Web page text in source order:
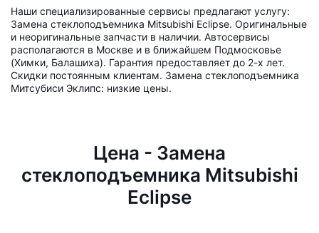
Наши специализированные сервисы предлагают услугу:
Замена стеклоподъемника Mitsubishi Eclipse. Оригинальные
и неоригинальные запчасти в наличии. Автосервисы
располагаются в Москве и в ближайшем Подмосковье
(Химки, Балашиха). Гарантия предоставляет до 2-х лет.
Скидки постоянным клиентам. Замена стеклоподъемника
Митсубиси Эклипс: низкие цены.
Цена - Замена
стеклоподъемника Mitsubishi
Eclipse